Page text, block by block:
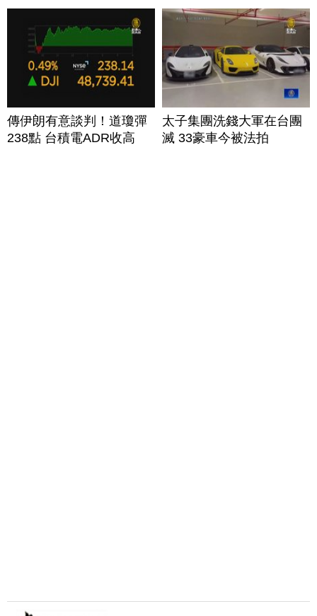
傳伊朗有意談判！道瓊彈
238點 台積電ADR收高
太子集團洗錢大軍在台團
滅 33豪車今被法拍